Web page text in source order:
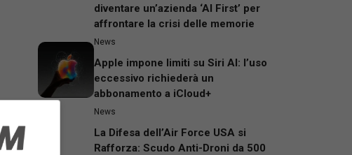
diventare un’azienda ‘AI First’ per
affrontare la crisi delle memorie
News
Apple impone limiti su Siri AI: l’uso
eccessivo richiederà un
abbonamento a iCloud+
News
La Difesa dell’Air Force USA si
Rafforza: Scudo Anti-Droni da 500